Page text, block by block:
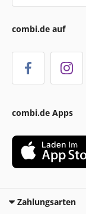
combi.de auf
combi.de Apps
Zahlungsarten